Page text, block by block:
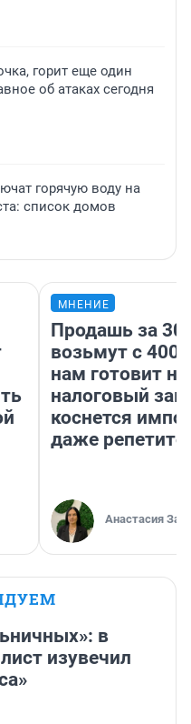
горит еще один
об атаках сегодня
горячую воду на
список домов
МНЕНИЕ
Продашь за
возьмут с
нам готовит
налоговый
коснется
даже
Анастасия
в
изувечил